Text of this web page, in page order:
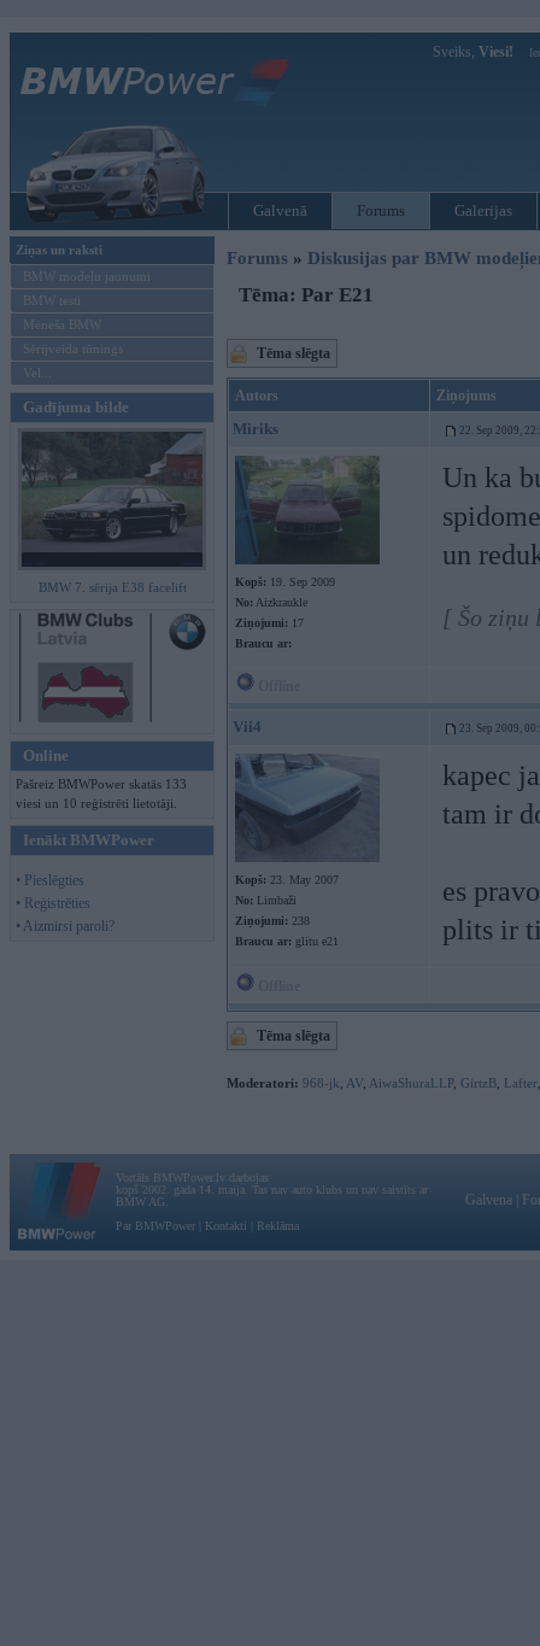
Sveiks, Viesi!
Galvenā Forums Galerijas
Ziņas un raksti
BMW modeļu jaunumi
BMW testi
Mēneša BMW
Sērijveida tūnings
Vel...
Gadījuma bilde
BMW 7. sērija E38 facelift
Online
Pašreiz BMWPower skatās 133
viesi un 10 reģistrēti lietotāji.
Ienākt BMWPower
• Pieslēgties
• Reģistrēties
• Aizmirsi paroli?
Forums » Diskusijas par BMW
Tēma: Par E21
Tēma slēgta
Autors Ziņojums
Miriks 22. Sep 2009,
Kopš: 19. Sep 2009
No: Aizkraukle
Ziņojumi: 17
Braucu ar:
Un ka
un
[ Šo ziņu
Vii4 23. Sep 2009,
Kopš: 23. May 2007
No: Limbaži
Ziņojumi: 238
Braucu ar: glitu e21
kapec
tam ir
es
plits ir
Tēma slēgta
Moderatori: 968-jk AV AiwaShuraLLP, GirtzB Lafter
Vortāls BMWPower.lv darbojas
kopš 2002. gada 14. maija. Tas nav auto klubs un nav saistīts ar
BMW AG.
Par BMWPower
Kontakti Reklāma
Galvena